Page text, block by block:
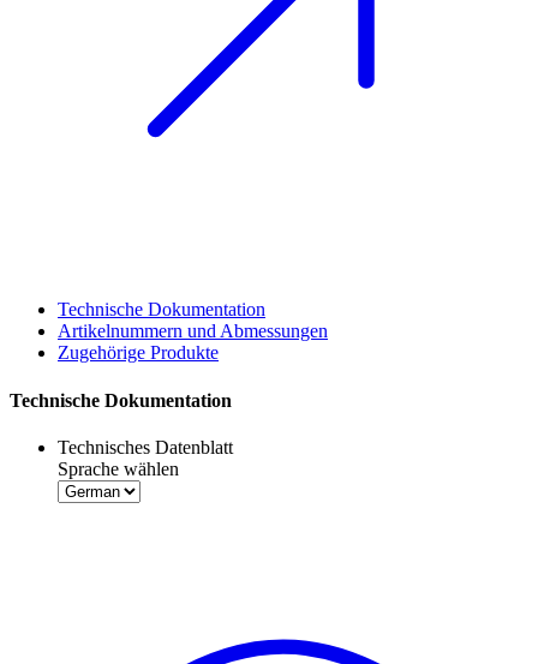
Technische Dokumentation
Artikelnummern und Abmessungen
Zugehörige Produkte
Technische Dokumentation
Technisches Datenblatt
Sprache wählen